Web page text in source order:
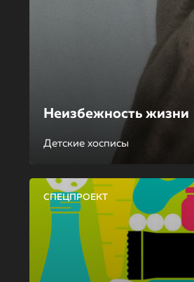
Неизбежность жизни
Детские хосписы
СПЕЦПРОЕКТ